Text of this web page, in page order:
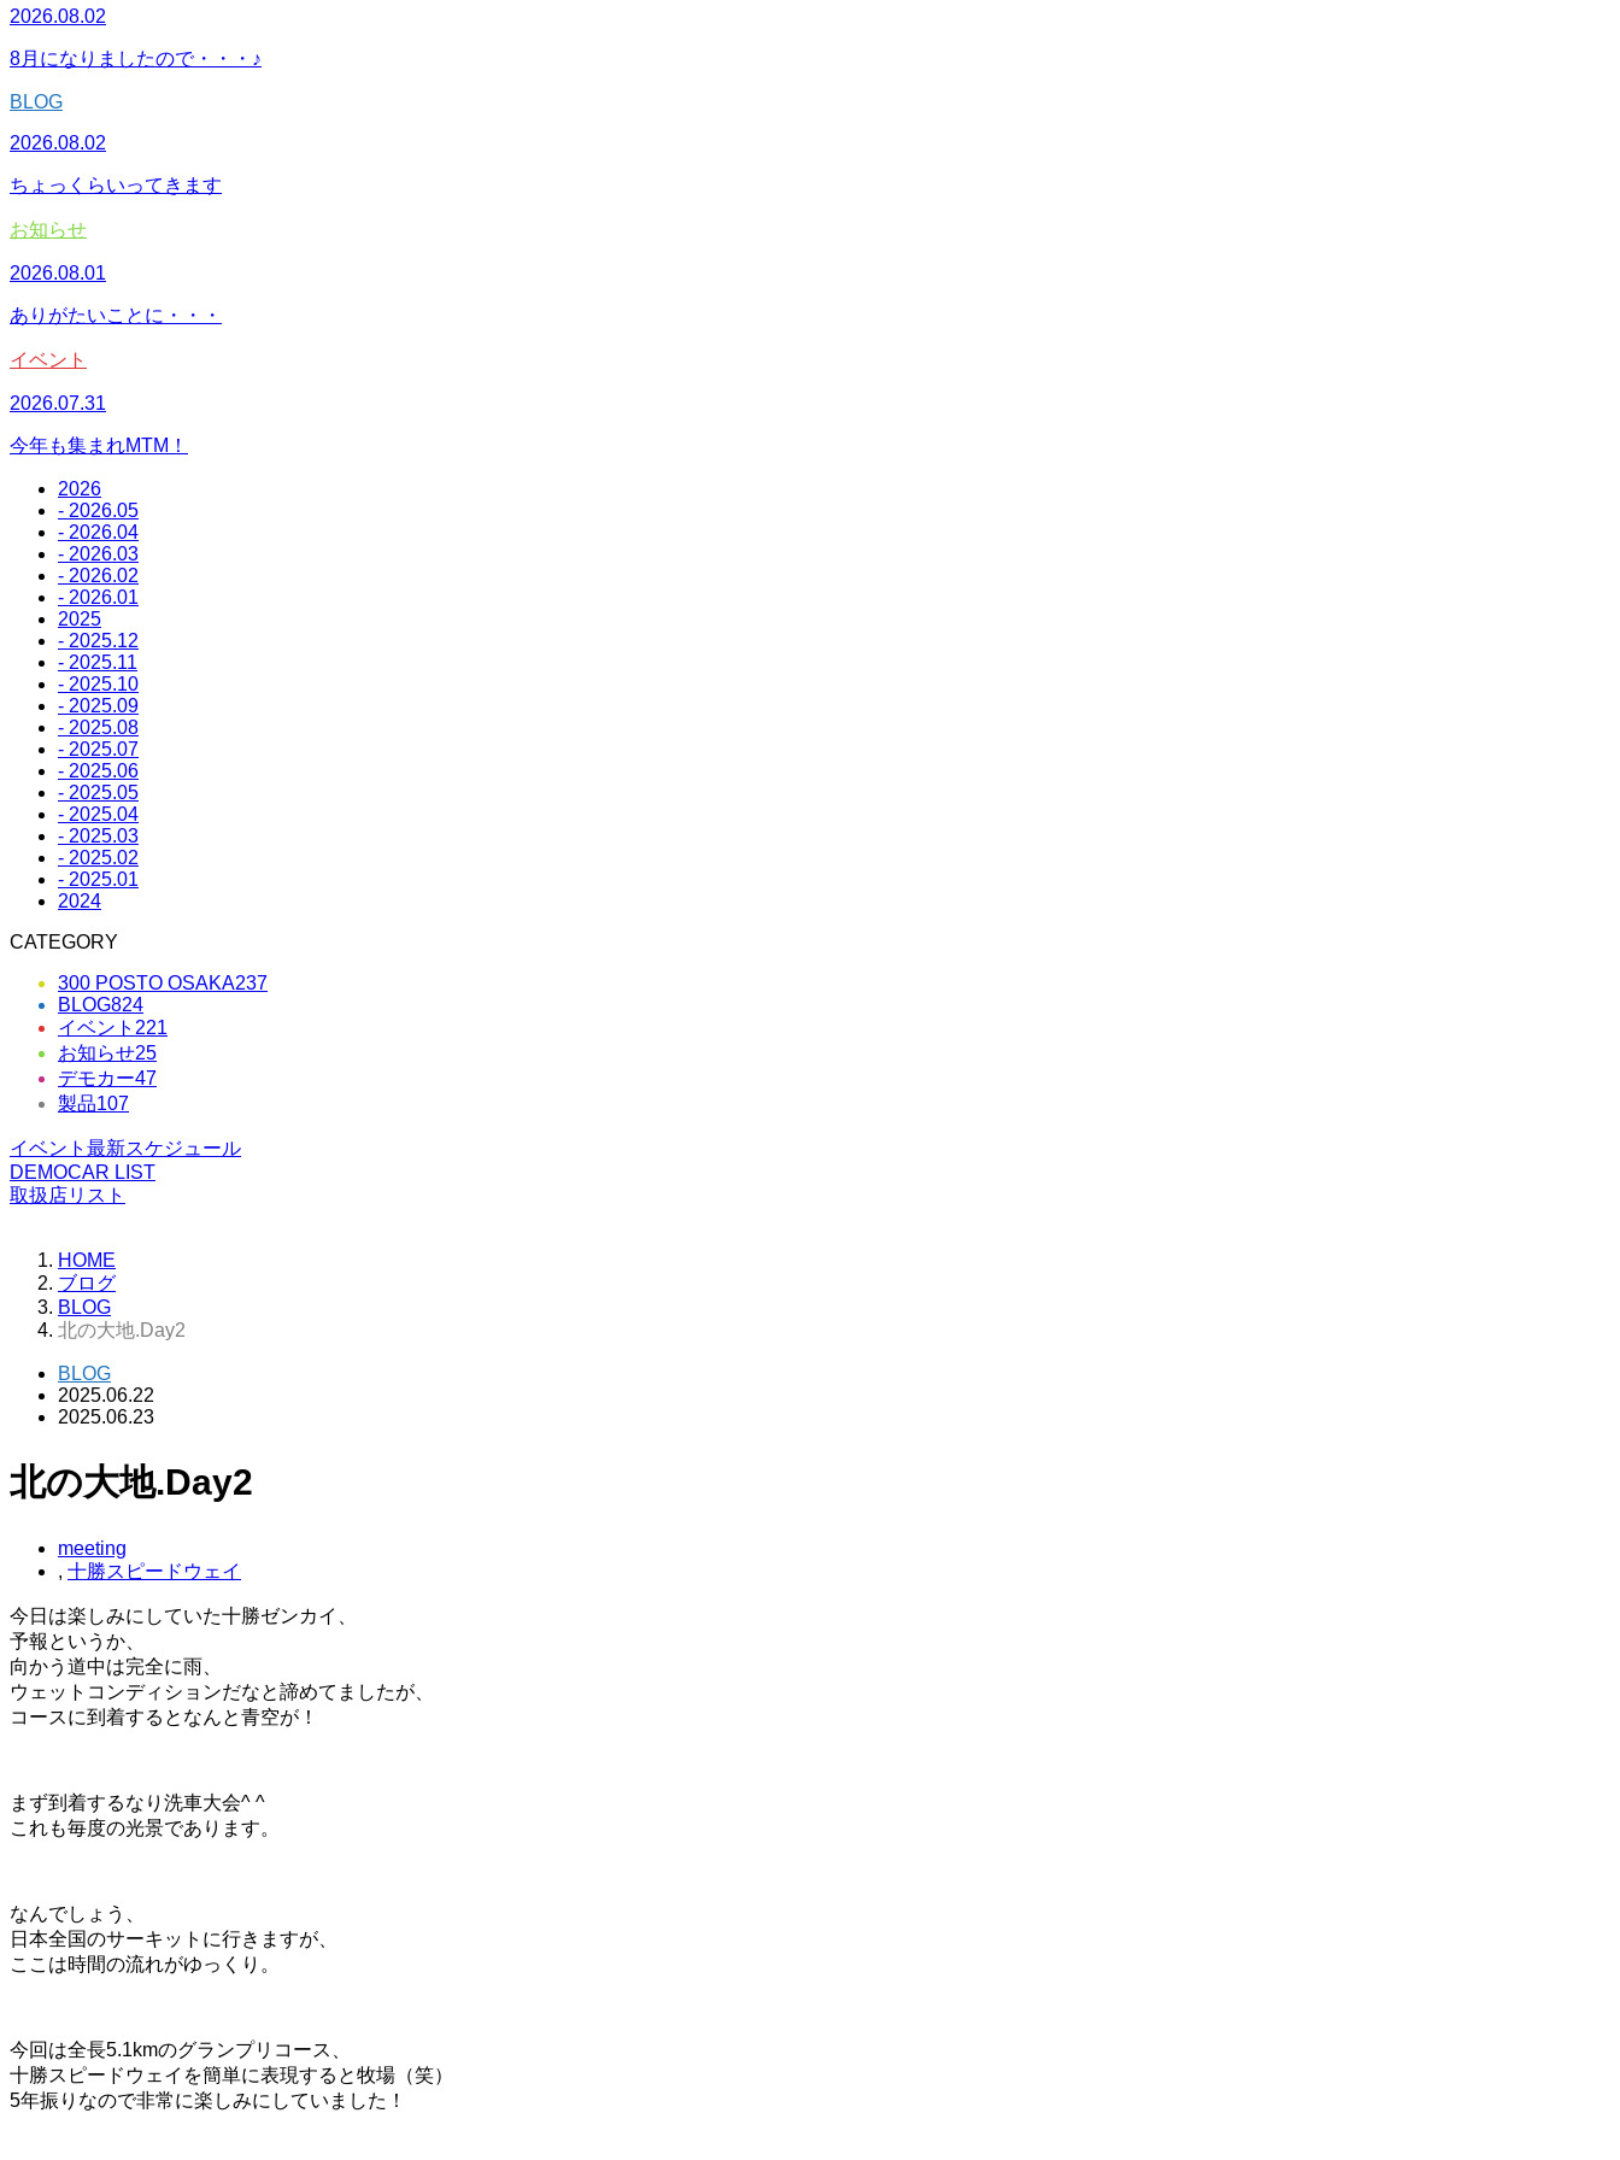
2026.08.02
8月になりましたので・・・♪
BLOG
2026.08.02
ちょっくらいってきます
お知らせ
2026.08.01
ありがたいことに・・・
イベント
2026.07.31
今年も集まれMTM！
2026
- 2026.05
- 2026.04
- 2026.03
- 2026.02
- 2026.01
2025
- 2025.12
- 2025.11
- 2025.10
- 2025.09
- 2025.08
- 2025.07
- 2025.06
- 2025.05
- 2025.04
- 2025.03
- 2025.02
- 2025.01
2024
CATEGORY
300 POSTO OSAKA237
BLOG824
イベント 221
お知らせ25
デモカー47
製品107
イベント最新スケジュール
DEMOCAR LIST
取扱店リスト
HOME
ブログ
BLOG
北の大地.Day2
BLOG
2025.06.22
2025.06.23
北の大地.Day2
meeting
, 十勝スピードウェイ
今日は楽しみにしていた十勝ゼンカイ、
予報というか、
向かう道中は完全に雨、
ウェットコンディションだなと諦めてましたが、
コースに到着するとなんと青空が！
まず到着するなり洗車大会^ ^
これも毎度の光景であります。
なんでしょう、
日本全国のサーキットに行きますが、
ここは時間の流れがゆっくり。
今回は全長5.1kmのグランプリコース、
十勝スピードウェイを簡単に表現すると牧場（笑）
5年振りなので非常に楽しみにしていました！